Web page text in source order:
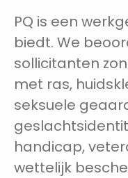
PQ is een
biedt. We
sollicitanten
met ras,
seksuele
handicap,
wettelijk